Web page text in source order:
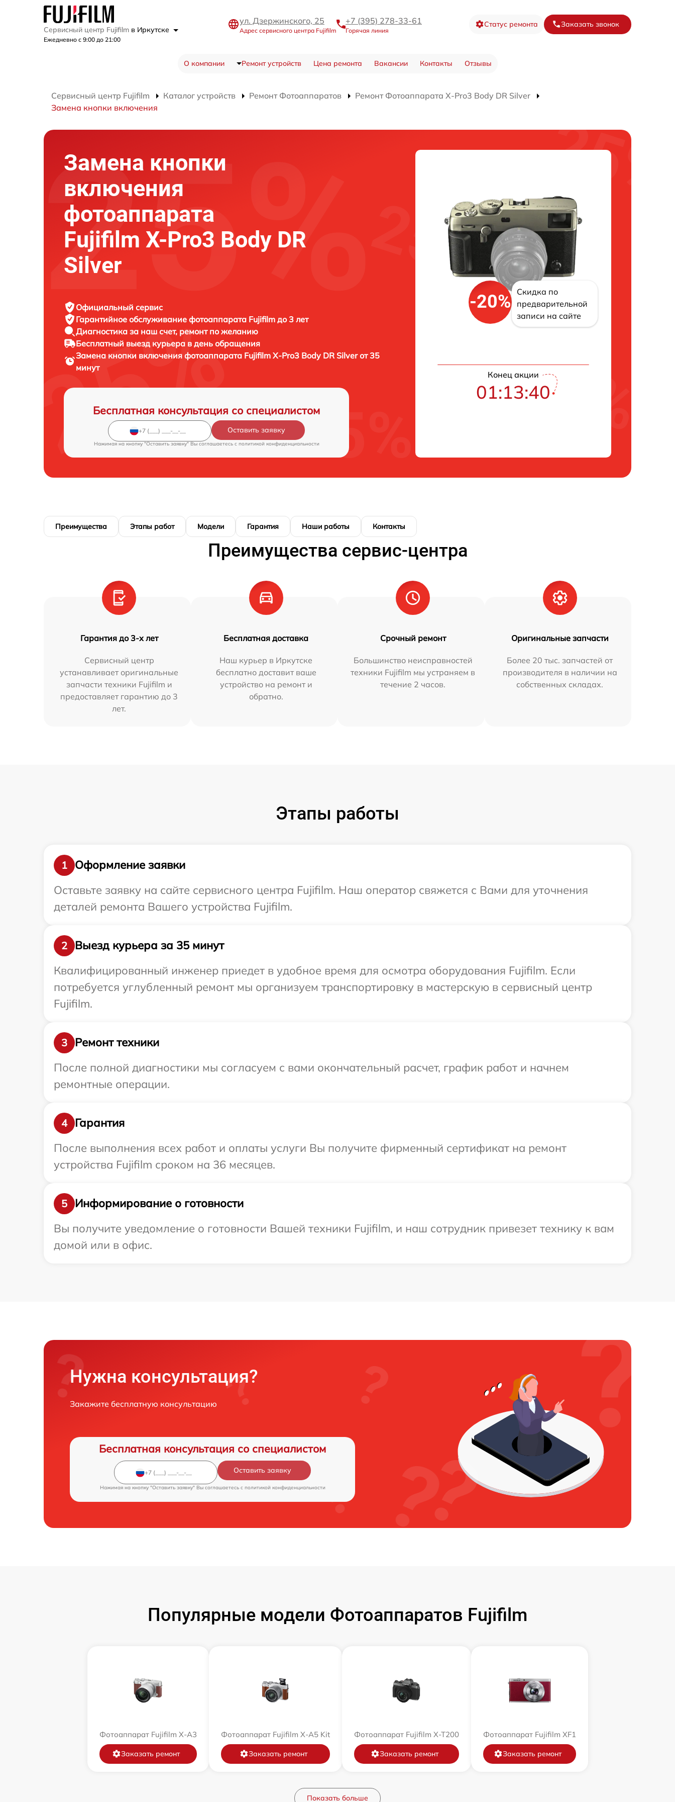
Сервисный центр Fujifilm в Иркутске
Ежедневно с 9:00 до 21:00
ул. Дзержинского, 25
Адрес сервисного центра Fujifilm
+7 (395) 278-33-61
Горячая линия
Статус ремонта Заказать звонок
О компании Ремонт устройств Цена ремонта Вакансии Контакты Отзывы
Сервисный центр Fujifilm Каталог устройств Ремонт Фотоаппаратов
Ремонт Фотоаппарата X-Pro3 Body DR Silver
Замена кнопки включения
Замена кнопки
включения
фотоаппарата
Fujifilm X-Pro3 Body DR
Silver
Официальный сервис
Гарантийное обслуживание фотоаппарата Fujifilm до 3 лет
Диагностика за наш счет, ремонт по желанию
Бесплатный выезд курьера в день обращения
Замена кнопки включения фотоаппарата Fujifilm X-Pro3 Body DR Silver от 35
минут
Бесплатная консультация со специалистом
Оставить заявку
Нажимая на кнопку "Оставить заявку" Вы соглашаетесь c политикой конфиденциальности
-20%
Скидка по
предварительной
записи на сайте
Конец акции
01:13:39
Преимущества Этапы работ Модели Гарантия Наши работы Контакты
Преимущества сервис-центра
Гарантия до 3-х лет
Сервисный центр
устанавливает оригинальные
запчасти техники Fujifilm и
предоставляет гарантию до 3
лет.
Бесплатная доставка
Наш курьер в Иркутске
бесплатно доставит ваше
устройство на ремонт и
обратно.
Срочный ремонт
Большинство неисправностей
техники Fujifilm мы устраняем в
течение 2 часов.
Оригинальные запчасти
Более 20 тыс. запчастей от
производителя в наличии на
собственных складах.
Этапы работы
1
Оформление заявки
Оставьте заявку на сайте сервисного центра Fujifilm. Наш оператор свяжется с Вами для уточнения
деталей ремонта Вашего устройства Fujifilm.
2
Выезд курьера за 35 минут
Квалифицированный инженер приедет в удобное время для осмотра оборудования Fujifilm. Если
потребуется углубленный ремонт мы организуем транспортировку в мастерскую в сервисный центр
Fujifilm.
3
Ремонт техники
После полной диагностики мы согласуем с вами окончательный расчет, график работ и начнем
ремонтные операции.
4
Гарантия
После выполнения всех работ и оплаты услуги Вы получите фирменный сертификат на ремонт
устройства Fujifilm сроком на 36 месяцев.
5
Информирование о готовности
Вы получите уведомление о готовности Вашей техники Fujifilm, и наш сотрудник привезет технику к вам
домой или в офис.
Нужна консультация?
Закажите бесплатную консультацию
Бесплатная консультация со специалистом
Оставить заявку
Нажимая на кнопку "Оставить заявку" Вы соглашаетесь c политикой конфиденциальности
Популярные модели Фотоаппаратов Fujifilm
Фотоаппарат Fujifilm X-A3
Заказать ремонт
Фотоаппарат Fujifilm X-A5 Kit
Заказать ремонт
Фотоаппарат Fujifilm X-T200
Заказать ремонт
Фотоаппарат Fujifilm XF1
Заказать ремонт
Показать больше